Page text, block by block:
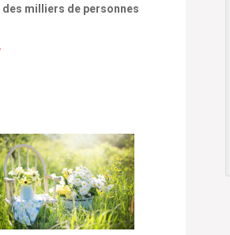
des milliers de personnes